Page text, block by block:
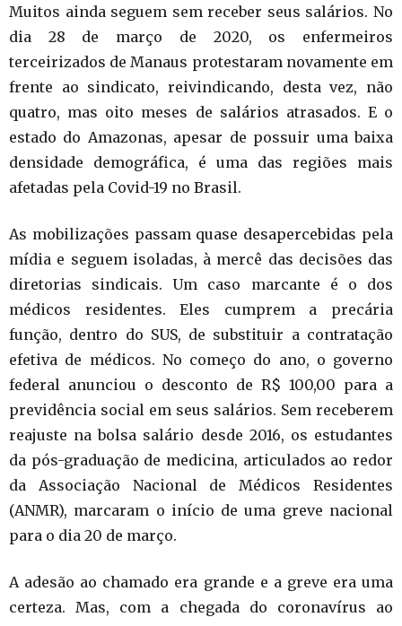
Muitos ainda seguem sem receber seus salários. No
dia 28 de março de 2020, os enfermeiros
terceirizados de Manaus protestaram novamente em
frente ao sindicato, reivindicando, desta vez, não
quatro, mas oito meses de salários atrasados. E o
estado do Amazonas, apesar de possuir uma baixa
densidade demográfica, é uma das regiões mais
afetadas pela Covid-19 no Brasil.
As mobilizações passam quase desapercebidas pela
mídia e seguem isoladas, à mercê das decisões das
diretorias sindicais. Um caso marcante é o dos
médicos residentes. Eles cumprem a precária
função, dentro do SUS, de substituir a contratação
efetiva de médicos. No começo do ano, o governo
federal anunciou o desconto de R$ 100,00 para a
previdência social em seus salários. Sem receberem
reajuste na bolsa salário desde 2016, os estudantes
da pós-graduação de medicina, articulados ao redor
da Associação Nacional de Médicos Residentes
(ANMR), marcaram o início de uma greve nacional
para o dia 20 de março.
A adesão ao chamado era grande e a greve era uma
certeza. Mas, com a chegada do coronavírus ao